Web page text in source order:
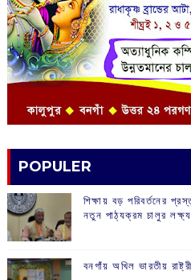
POPULER
শিক্ষায় বড় পরিবর্তনের
নতুন পাঠ্যক্রম চালুর
বনগাঁয় অখিল ভারতীয়